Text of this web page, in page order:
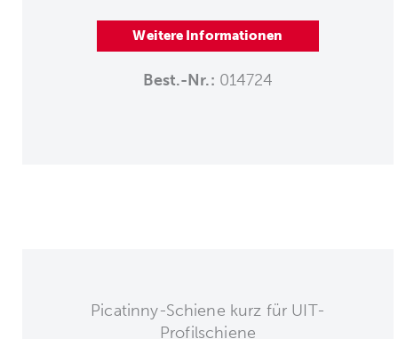
Weitere Informationen
Best.-Nr.: 014724
Picatinny-Schiene kurz für UIT-
Profilschiene